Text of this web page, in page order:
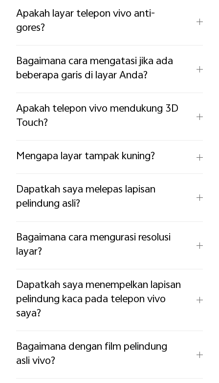
Apakah layar telepon vivo anti-
gores?
Bagaimana cara mengatasi jika ada
beberapa garis di layar Anda?
Apakah telepon vivo mendukung 3D
Touch?
Mengapa layar tampak kuning?
Dapatkah saya melepas lapisan
pelindung asli?
Bagaimana cara mengurasi resolusi
layar?
Dapatkah saya menempelkan lapisan
pelindung kaca pada telepon vivo
saya?
Bagaimana dengan film pelindung
asli vivo?